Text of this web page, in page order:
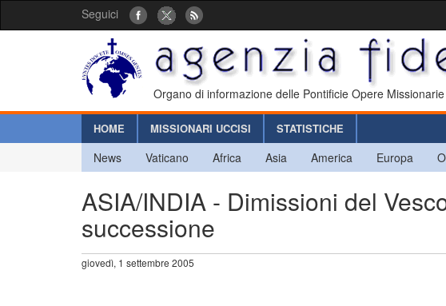
Seguici
Organo di informazione delle Pontificie Opere
HOME MISSIONARI UCCISI STATISTICHE
News Vaticano Africa Asia America Europa
ASIA/INDIA - Dimissioni del
successione
giovedì, 1 settembre 2005